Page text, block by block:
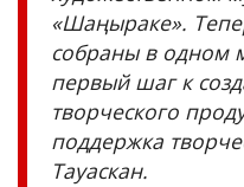
«Шаңыраке».
собраны в одном
первый шаг к
творческого
поддержка
Тауаскан.